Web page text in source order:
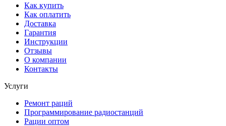
Как купить
Как оплатить
Доставка
Гарантия
Инструкции
Отзывы
О компании
Контакты
Услуги
Ремонт раций
Программирование радиостанций
Рации оптом